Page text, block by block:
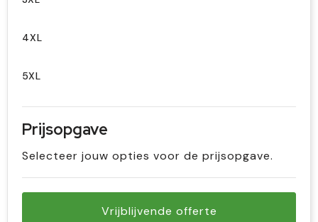
4XL
5XL
Prijsopgave
Selecteer jouw opties voor de prijsopgave.
Vrijblijvende offerte